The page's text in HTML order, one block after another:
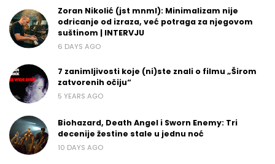
Zoran Nikolić (jst mnml): Minimalizam nije
odricanje od izraza, već potraga za njegovom
suštinom | INTERVJU
6 DAYS AGO
7 zanimljivosti koje (ni)ste znali o filmu „Širom
zatvorenih očiju“
5 YEARS AGO
Biohazard, Death Angel i Sworn Enemy: Tri
decenije žestine stale u jednu noć
10 DAYS AGO